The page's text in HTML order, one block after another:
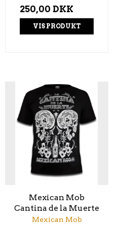
250,00 DKK
VIS PRODUKT
Mexican Mob
Cantina de la Muerte
Mexican Mob